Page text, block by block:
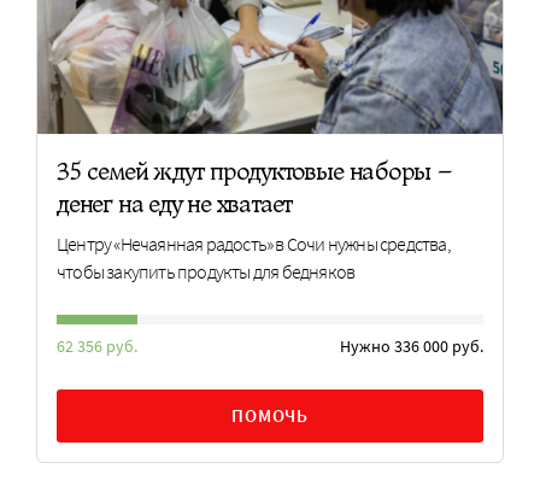
35 семей ждут продуктовые наборы –
денег на еду не хватает
Центру «Нечаянная радость» в Сочи нужны средства,
чтобы закупить продукты для бедняков
62 356 руб. Нужно 336 000 руб.
ПОМОЧЬ